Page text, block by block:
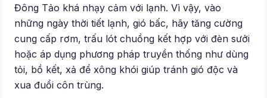
Đông Tảo khá nhạy cảm với lạnh. Vì vậy, vào
những ngày thời tiết lạnh, gió bấc, hãy tăng cường
cung cấp rơm, trấu lót chuồng kết hợp với đèn sưởi
hoặc áp dụng phương pháp truyền thống như dùng
tỏi, bồ kết, xả để xông khói giúp tránh gió độc và
xua đuổi côn trùng.